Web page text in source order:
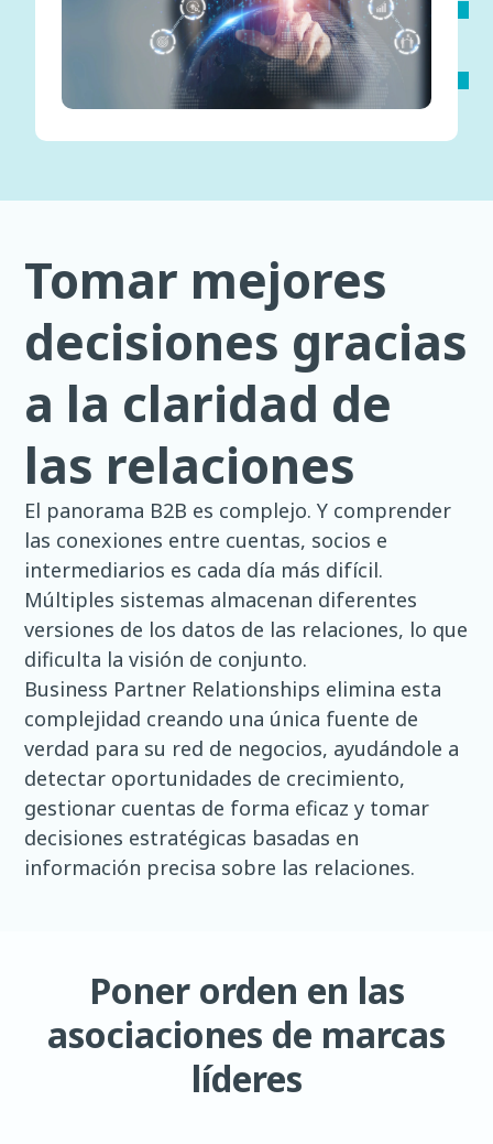
Tomar mejores
decisiones gracias
a la claridad de
las relaciones
El panorama B2B es complejo. Y comprender
las conexiones entre cuentas, socios e
intermediarios es cada día más difícil.
Múltiples sistemas almacenan diferentes
versiones de los datos de las relaciones, lo que
dificulta la visión de conjunto.
Business Partner Relationships elimina esta
complejidad creando una única fuente de
verdad para su red de negocios, ayudándole a
detectar oportunidades de crecimiento,
gestionar cuentas de forma eficaz y tomar
decisiones estratégicas basadas en
información precisa sobre las relaciones.
Poner orden en las
asociaciones de marcas
líderes